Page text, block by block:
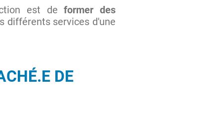
est deformer des
différents services d'une
DE